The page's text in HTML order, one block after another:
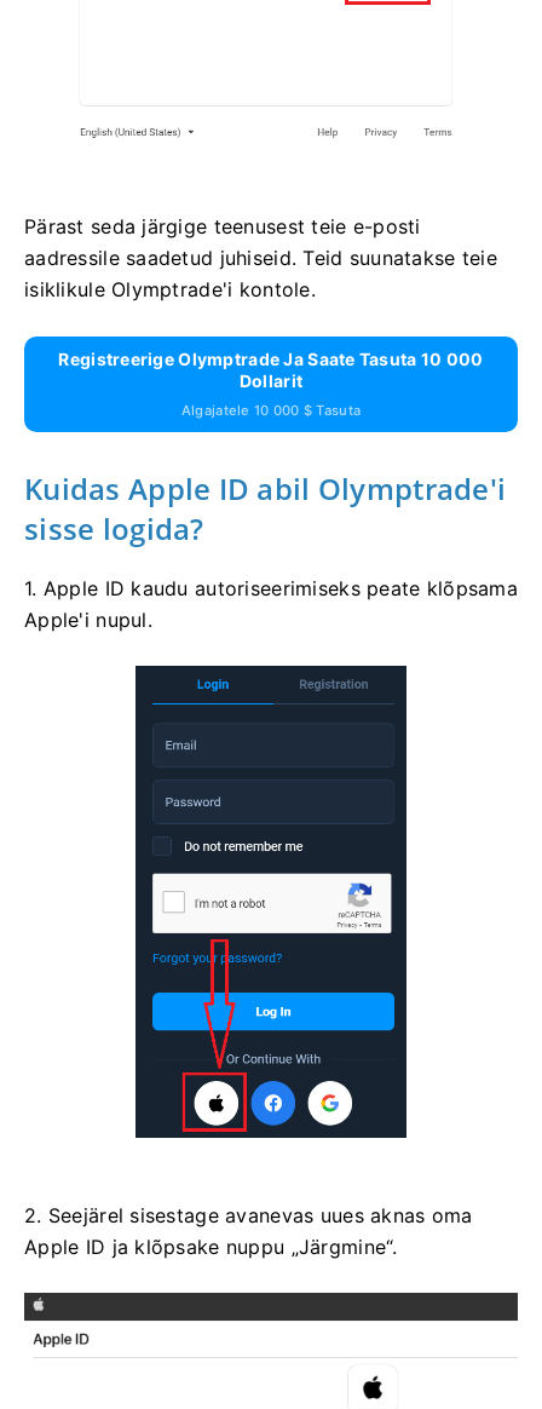
Pärast seda järgige teenusest teie e-posti
aadressile saadetud juhiseid. Teid suunatakse teie
isiklikule Olymptrade'i kontole.
Registreerige Olymptrade Ja Saate Tasuta 10 000
Dollarit
Algajatele 10 000 $ Tasuta
Kuidas Apple ID abil Olymptrade'i
sisse logida?
1. Apple ID kaudu autoriseerimiseks peate klõpsama
Apple'i nupul.
2. Seejärel sisestage avanevas uues aknas oma
Apple ID ja klõpsake nuppu „Järgmine“.